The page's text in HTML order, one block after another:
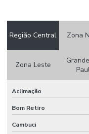
Customização De Aparas
Distribuição De Grãos De
Embalagens A Prova De
Embalagens Anti
Embalagens Coloridas
Embalagens Com Alta
Embalagens Com
Região Central Zona
Zona Leste
Aclimação
Bom Retiro
Cambuci